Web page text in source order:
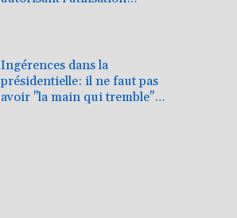
Ingérences dans la
présidentielle: il ne faut pas
avoir "la main qui tremble"